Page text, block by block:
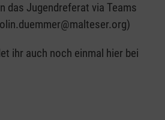
das Jugendreferat via Teams
ihr auch noch einmal hier bei